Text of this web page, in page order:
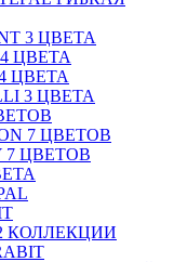
3 ЦВЕТА
ЦВЕТА
ЦВЕТА
3 ЦВЕТА
7 ЦВЕТОВ
7 ЦВЕТОВ
КОЛЛЕКЦИИ